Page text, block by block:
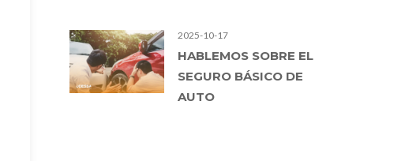
2025-10-17
HABLEMOS SOBRE EL
SEGURO BÁSICO DE
AUTO